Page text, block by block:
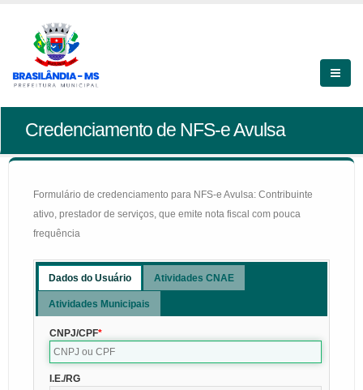
Credenciamento de NFS-e Avulsa
Formulário de credenciamento para NFS-e Avulsa: Contribuinte
ativo, prestador de serviços, que emite nota fiscal com pouca
frequência
Dados do Usuário Atividades CNAE
Atividades Municipais
CNPJ/CPF
I.E./RG